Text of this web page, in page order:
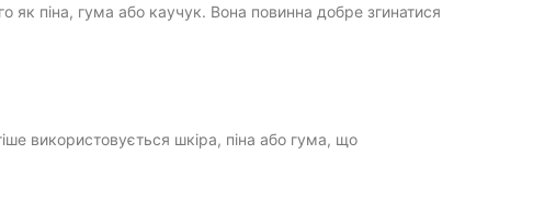
як піна, гума або каучук. Вона повинна добре згинатися
використовується шкіра, піна або гума, що